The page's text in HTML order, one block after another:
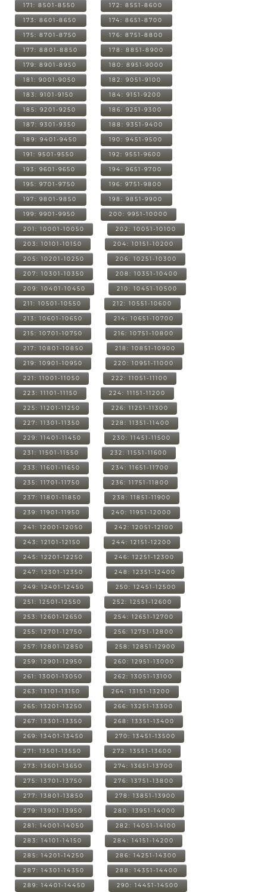
171: 8501-8550 172: 8551-8600
173: 8601-8650 174: 8651-8700
175: 8701-8750 176: 8751-8800
177: 8801-8850 178: 8851-8900
179: 8901-8950 180: 8951-9000
181: 9001-9050 182: 9051-9100
183: 9101-9150 184: 9151-9200
185: 9201-9250 186: 9251-9300
187: 9301-9350 188: 9351-9400
189: 9401-9450 190: 9451-9500
191: 9501-9550 192: 9551-9600
193: 9601-9650 194: 9651-9700
195: 9701-9750 196: 9751-9800
197: 9801-9850 198: 9851-9900
199: 9901-9950 200: 9951-10000
201: 10001-10050 202: 10051-10100
203: 10101-10150 204: 10151-10200
205: 10201-10250 206: 10251-10300
207: 10301-10350 208: 10351-10400
209: 10401-10450 210: 10451-10500
211: 10501-10550 212: 10551-10600
213: 10601-10650 214: 10651-10700
215: 10701-10750 216: 10751-10800
217: 10801-10850 218: 10851-10900
219: 10901-10950 220: 10951-11000
221: 11001-11050 222: 11051-11100
223: 11101-11150 224: 11151-11200
225: 11201-11250 226: 11251-11300
227: 11301-11350 228: 11351-11400
229: 11401-11450 230: 11451-11500
231: 11501-11550 232: 11551-11600
233: 11601-11650 234: 11651-11700
235: 11701-11750 236: 11751-11800
237: 11801-11850 238: 11851-11900
239: 11901-11950 240: 11951-12000
241: 12001-12050 242: 12051-12100
243: 12101-12150 244: 12151-12200
245: 12201-12250 246: 12251-12300
247: 12301-12350 248: 12351-12400
249: 12401-12450 250: 12451-12500
251: 12501-12550 252: 12551-12600
253: 12601-12650 254: 12651-12700
255: 12701-12750 256: 12751-12800
257: 12801-12850 258: 12851-12900
259: 12901-12950 260: 12951-13000
261: 13001-13050 262: 13051-13100
263: 13101-13150 264: 13151-13200
265: 13201-13250 266: 13251-13300
267: 13301-13350 268: 13351-13400
269: 13401-13450 270: 13451-13500
271: 13501-13550 272: 13551-13600
273: 13601-13650 274: 13651-13700
275: 13701-13750 276: 13751-13800
277: 13801-13850 278: 13851-13900
279: 13901-13950 280: 13951-14000
281: 14001-14050 282: 14051-14100
283: 14101-14150 284: 14151-14200
285: 14201-14250 286: 14251-14300
287: 14301-14350 288: 14351-14400
289: 14401-14450 290: 14451-14500